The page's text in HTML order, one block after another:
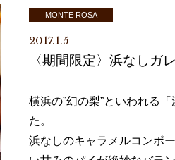
MONTE ROSA
2017.1.5
〈期間限定〉浜なしガ
横浜の”幻の梨”といわれる
た。
浜なしのキャラメルコンポ